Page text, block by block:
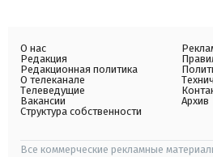
О нас
Редакция
Редакционная политика
О телеканале
Телеведущие
Вакансии
Структура собственности
Архив
Все коммерческие рекламные